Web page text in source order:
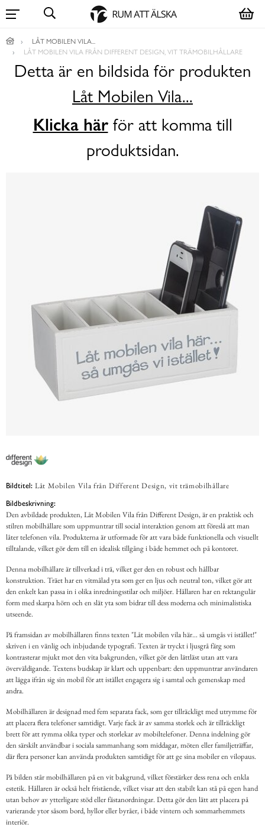
LÅT MOBILEN VILA...
LÅT MOBILEN VILA FRÅN DIFFERENT DESIGN, VIT TRÄMOBILHÅLLARE
Detta är en bildsida för produkten
Låt Mobilen Vila...
Klicka härför att komma till
produktsidan.
Bildtitel: Låt Mobilen Vila från Different Design, vit trämobilhållare
Bildbeskrivning:
Den avbildade produkten, Låt Mobilen Vila från Different Design, är en praktisk och
stilren mobilhållare som uppmuntrar till social interaktion genom att föreslå att man
låter telefonen vila. Produkterna är utformade för att vara både funktionella och visuellt
tilltalande, vilket gör dem till en idealisk tillgång i både hemmet och på kontoret.
Denna mobilhållare är tillverkad i trä, vilket ger den en robust och hållbar
konstruktion. Träet har en vitmålad yta som ger en ljus och neutral ton, vilket gör att
den enkelt kan passa in i olika inredningsstilar och miljöer. Hållaren har en rektangulär
form med skarpa hörn och en slät yta som bidrar till dess moderna och minimalistiska
utseende.
På framsidan av mobilhållaren finns texten "Låt mobilen vila här... så umgås vi istället!"
skriven i en vänlig och inbjudande typografi. Texten är tryckt i ljusgrå färg som
kontrasterar mjukt mot den vita bakgrunden, vilket gör den lättläst utan att vara
överväldigande. Textens budskap är klart och uppenbart: den uppmuntrar användaren
att lägga ifrån sig sin mobil för att istället engagera sig i samtal och gemenskap med
andra.
Mobilhållaren är designad med fem separata fack, som ger tillräckligt med utrymme för
att placera flera telefoner samtidigt. Varje fack är av samma storlek och är tillräckligt
brett för att rymma olika typer och storlekar av mobiltelefoner. Denna indelning gör
den särskilt användbar i sociala sammanhang som middagar, möten eller familjeträffar,
där flera personer kan använda produkten samtidigt för att ge sina mobiler en vilopaus.
På bilden står mobilhållaren på en vit bakgrund, vilket förstärker dess rena och enkla
estetik. Hållaren är också helt fristående, vilket visar att den stabilt kan stå på egen hand
utan behov av ytterligare stöd eller fästanordningar. Detta gör den lätt att placera på
varierande ytor såsom bord, hyllor eller byråer, i både vintern och sommarhemmets
interiör.